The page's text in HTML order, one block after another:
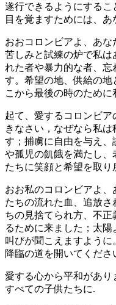
遂行できるようにする
目を覚ますためには、あ
おおコロンビアよ、あな
苦しみと試練の炉で私は
れた者や暴力的な者、忘
す。希望の地、供給の地
こから最後の時のために
起て、愛するコロンビ
きなさい，なぜなら私
す；捕虜に自由を与え、
や孤児の飢餓を満たし
たちに笑顔と希望を取り
おお私のコロンビアよ
たちの流れた血、追放
ちの見捨てられ方、不正
るために来ました；太
叫びが聞こえますよう
降臨の道を開いてくださ
愛する心から平和があ
すべての子供たちに.